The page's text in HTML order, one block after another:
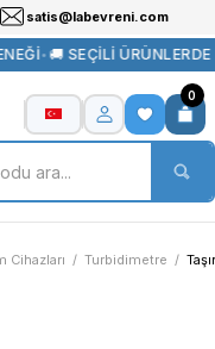
satis@labevreni.com
•🚚 SEÇİLİ ÜRÜNLERDE
0
Cihazları Turbidimetre